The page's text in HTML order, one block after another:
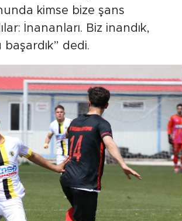
kimse bize şans
İnananları. Biz inandık,
dedi.